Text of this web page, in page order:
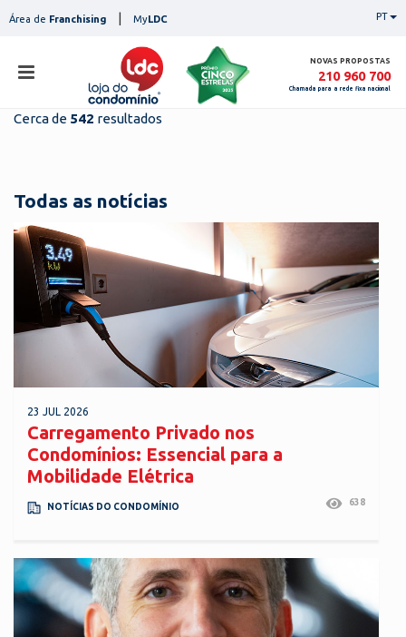
toÁrea de Franchising MyLDC PT
NOVAS PROPOSTAS
210 960 700
Chamada para a rede fixa nacional
notícias
contactos
Cerca de 542 resultados
Todas as notícias
23 JUL 2026
Carregamento Privado nos
Condomínios: Essencial para a
Mobilidade Elétrica
NOTÍCIAS DO CONDOMÍNIO 638